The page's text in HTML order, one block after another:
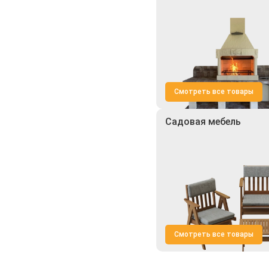
Смотреть все товары
Садовая мебель
Смотреть все товары